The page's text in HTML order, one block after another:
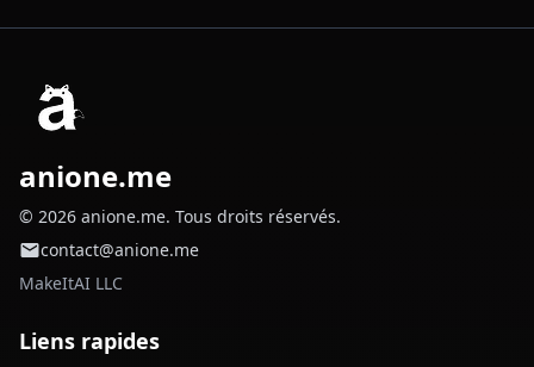
anione.me
© 2026 anione.me. Tous droits réservés.
contact@anione.me
MakeItAI LLC
Liens rapides